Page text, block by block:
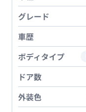
グレード
車歴
ボディタイプ
ドア数
外装色